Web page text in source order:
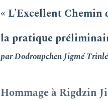
« L’Excellent Chemin
la pratique
par Dodroupchen Jigmé
Hommage à Rigdzin